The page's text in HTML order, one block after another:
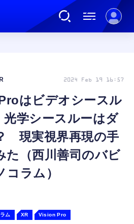
AI
ジェット
ゲーム
はビデオシースル
光学シースルーはダ
現実視界再現の手
た（西川善司のバビ
ラム）
2024 Feb 19 16:57
ム XR Vision Pro